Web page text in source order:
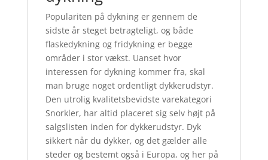
Populariten på dykning er gennem de
sidste år steget betragteligt, og både
flaskedykning og fridykning er begge
områder i stor vækst. Uanset hvor
interessen for dykning kommer fra, skal
man bruge noget ordentligt dykkerudstyr.
Den utrolig kvalitetsbevidste varekategori
Snorkler, har altid placeret sig selv højt på
salgslisten inden for dykkerudstyr. Dyk
sikkert når du dykker, og det gælder alle
steder og bestemt også i Europa, og her på